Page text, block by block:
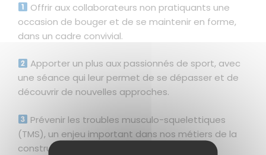
Offrir aux collaborateurs non pratiquants une
occasion de bouger et de se maintenir en forme,
dans un cadre convivial.
Apporter un plus aux passionnés de sport, avec
une séance qui leur permet de se dépasser et de
découvrir de nouvelles approches.
Prévenir les troubles musculo-squelettiques
(TMS), un enjeu important dans nos métiers de la
construction.